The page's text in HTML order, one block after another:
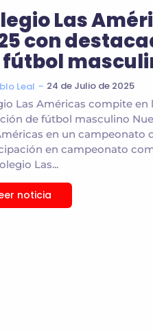
Las
con
fútbol
Leal ~ 24 de Julio de 2025
Las Américas compite en
de fútbol masculino
en un
en campeonato
Las...
noticia